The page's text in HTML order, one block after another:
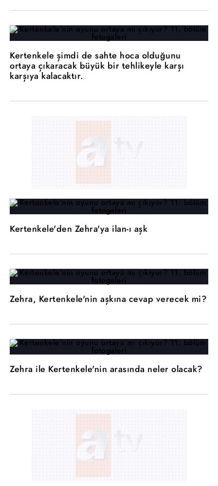
Kertenkele şimdi de sahte hoca olduğunu
ortaya çıkaracak büyük bir tehlikeyle karşı
karşıya kalacaktır.
Kertenkele'den Zehra'ya ilan-ı aşk
Zehra, Kertenkele'nin aşkına cevap verecek mi?
Zehra ile Kertenkele'nin arasında neler olacak?